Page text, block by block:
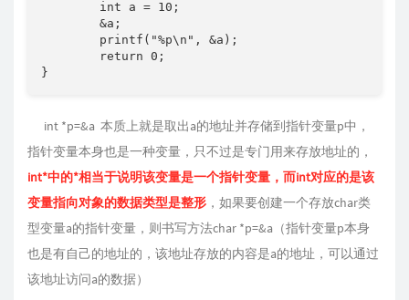
}
int *p=&a 本质上就是取出a的地址并存储到指针变量p中，
指针变量本身也是一种变量，只不过是专门用来存放地址的，
int*中的*相当于说明该变量是一个指针变量，而int对应的是该
变量指向对象的数据类型是整形 ，如果要创建一个存放char类
型变量a的指针变量，则书写方法char *p=&a（指针变量p本身
也是有自己的地址的，该地址存放的内容是a的地址，可以通过
该地址访问a的数据）